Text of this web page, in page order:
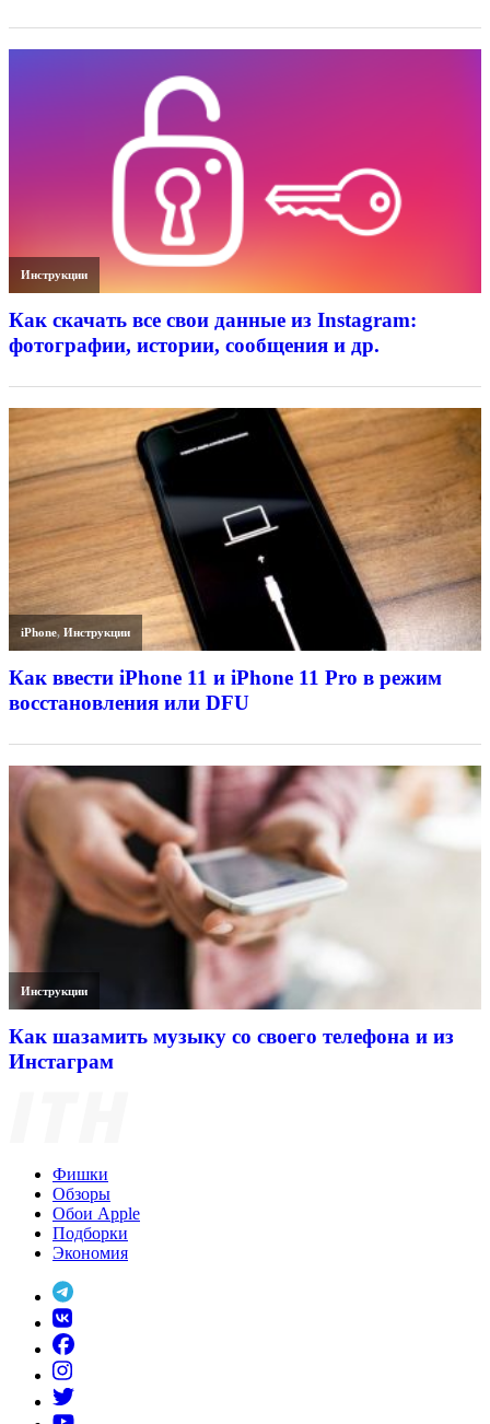
Инструкции
Как скачать все свои данные из Instagram:
фотографии, истории, сообщения и др.
iPhone,Инструкции
Как ввести iPhone 11 и iPhone 11 Pro в режим
восстановления или DFU
Инструкции
Как шазамить музыку со своего телефона и из
Инстаграм
Фишки
Обзоры
Обои Apple
Подборки
Экономия